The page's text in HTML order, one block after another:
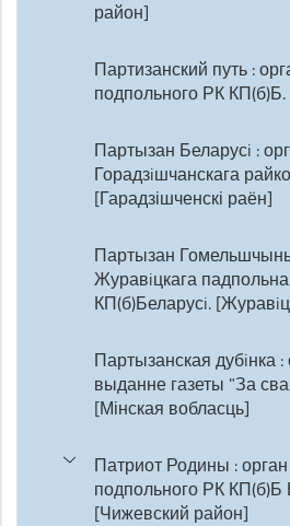
район]
Партизанский путь :
подпольного РК
Партызан Беларусi :
Горадзiшчанскага
[Гарадзішченскі раён]
Партызан
Журавiцкага
КП(б)Беларусi.
Партызанская дубiнка
выданне газеты "За
[Мінская вобласць]
Патриот Родины :
подпольного РК КП(б)Б
[Чижевский район]